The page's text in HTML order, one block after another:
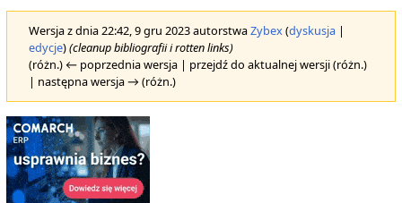
Wersja z dnia 22:42, 9 gru 2023 autorstwaZybex(dyskusja|
edycje)(cleanup bibliografii i rotten links)
(różn.) ← poprzednia wersja | przejdź do aktualnej wersji (różn.)
| następna wersja → (różn.)